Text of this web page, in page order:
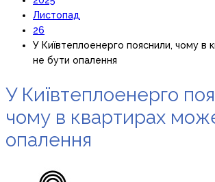
Листопад
26
У Київтеплоенерго пояснили, чому в
не бути опалення
У Київтеплоенерго
чому в квартирах
опалення